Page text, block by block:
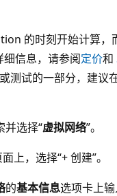
的时刻开始计算，
信息，请参阅定价和
测试的一部分，建议
并选择“虚拟网络”。
上，选择“+ 创建”。
的基本信息选项卡上